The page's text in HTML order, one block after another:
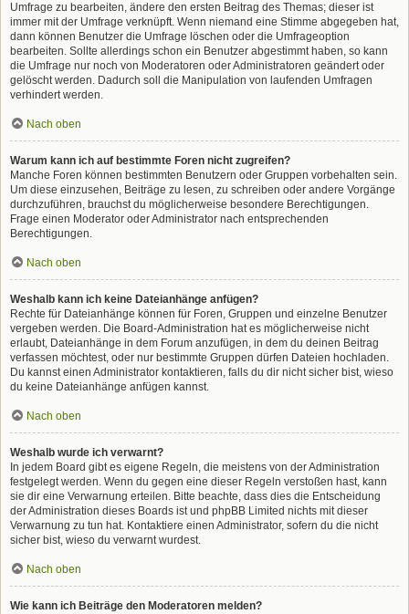
Umfrage zu bearbeiten, ändere den ersten Beitrag des Themas; dieser ist
immer mit der Umfrage verknüpft. Wenn niemand eine Stimme abgegeben hat,
dann können Benutzer die Umfrage löschen oder die Umfrageoption
bearbeiten. Sollte allerdings schon ein Benutzer abgestimmt haben, so kann
die Umfrage nur noch von Moderatoren oder Administratoren geändert oder
gelöscht werden. Dadurch soll die Manipulation von laufenden Umfragen
verhindert werden.
Nach oben
Warum kann ich auf bestimmte Foren nicht zugreifen?
Manche Foren können bestimmten Benutzern oder Gruppen vorbehalten sein.
Um diese einzusehen, Beiträge zu lesen, zu schreiben oder andere Vorgänge
durchzuführen, brauchst du möglicherweise besondere Berechtigungen.
Frage einen Moderator oder Administrator nach entsprechenden
Berechtigungen.
Nach oben
Weshalb kann ich keine Dateianhänge anfügen?
Rechte für Dateianhänge können für Foren, Gruppen und einzelne Benutzer
vergeben werden. Die Board-Administration hat es möglicherweise nicht
erlaubt, Dateianhänge in dem Forum anzufügen, in dem du deinen Beitrag
verfassen möchtest, oder nur bestimmte Gruppen dürfen Dateien hochladen.
Du kannst einen Administrator kontaktieren, falls du dir nicht sicher bist, wieso
du keine Dateianhänge anfügen kannst.
Nach oben
Weshalb wurde ich verwarnt?
In jedem Board gibt es eigene Regeln, die meistens von der Administration
festgelegt werden. Wenn du gegen eine dieser Regeln verstoßen hast, kann
sie dir eine Verwarnung erteilen. Bitte beachte, dass dies die Entscheidung
der Administration dieses Boards ist und phpBB Limited nichts mit dieser
Verwarnung zu tun hat. Kontaktiere einen Administrator, sofern du die nicht
sicher bist, wieso du verwarnt wurdest.
Nach oben
Wie kann ich Beiträge den Moderatoren melden?